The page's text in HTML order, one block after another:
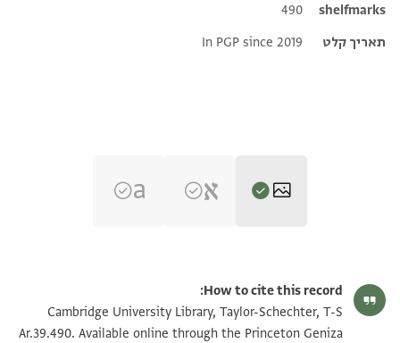
shelfmarks
490
תאריך קלט
In PGP since 2019
T-S Ar.39.490 1v הגדל וסובב
How to cite this record:
Cambridge University Library, Taylor-Schechter, T-S
Ar.39.490. Available online through the Princeton Geniza